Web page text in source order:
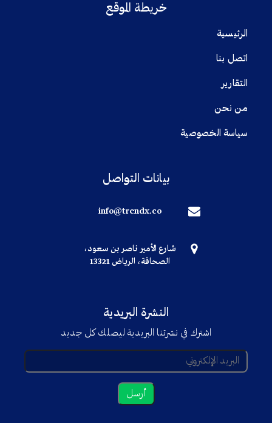
خريطة الموقع
الرئيسية
اتصل بنا
التقارير
من نحن
سياسة الخصوصية
بيانات التواصل
info@trendx.co
شارع الأمير ناصر بن سعود،
الصحافة، الرياض 13321
النشرة البريدية
اشترك في نشرتنا البريدية ليصلك كل جديد